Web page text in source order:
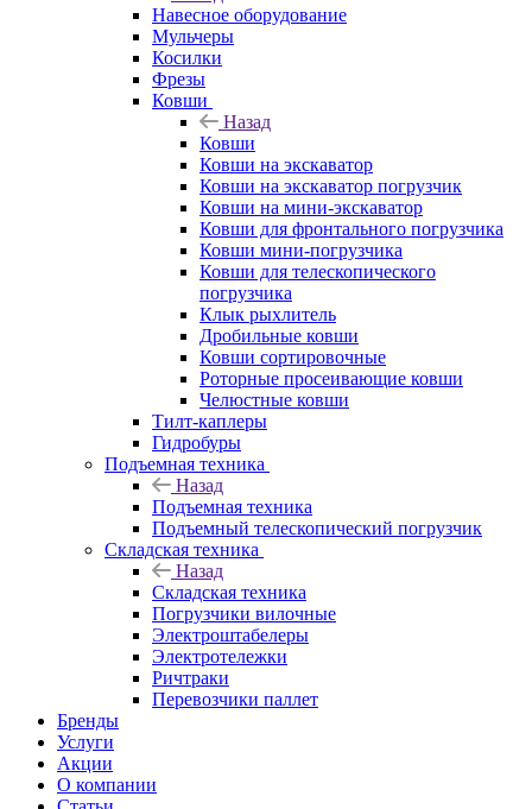
Навесное оборудование
Мульчеры
Косилки
Фрезы
Ковши
Назад
Ковши
Ковши на экскаватор
Ковши на экскаватор погрузчик
Ковши на мини-экскаватор
Ковши для фронтального погрузчика
Ковши мини-погрузчика
Ковши для телескопического
погрузчика
Клык рыхлитель
Дробильные ковши
Ковши сортировочные
Роторные просеивающие ковши
Челюстные ковши
Тилт-каплеры
Гидробуры
Подъемная техника
Назад
Подъемная техника
Подъемный телескопический погрузчик
Складская техника
Назад
Складская техника
Погрузчики вилочные
Электроштабелеры
Электротележки
Ричтраки
Перевозчики паллет
Бренды
Услуги
Акции
О компании